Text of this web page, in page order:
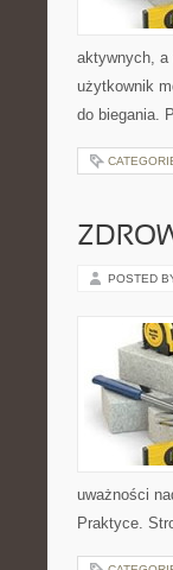
aktywnych, a
użytkownik
do biegania.
POSTED
uważności
Praktyce.